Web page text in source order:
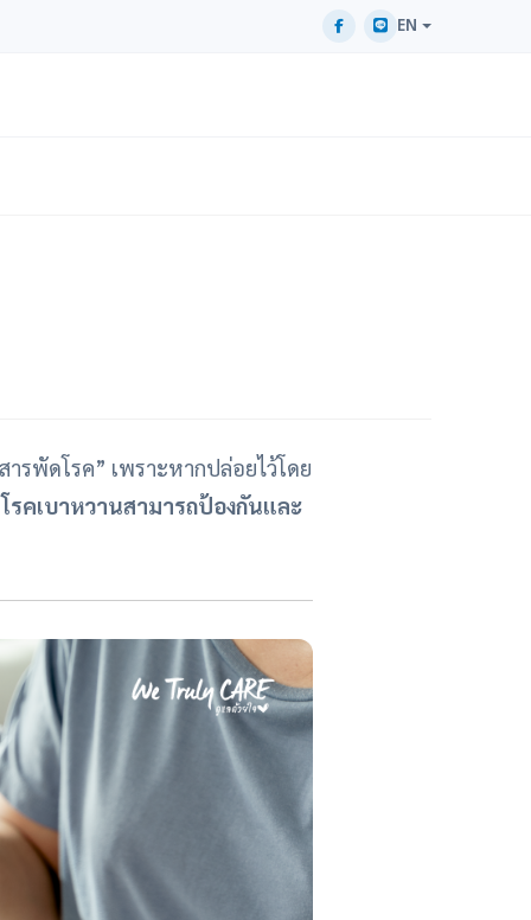
EN
รพัดโรค” เพราะหากปล่อยไว้โดย
โรคเบาหวานสามารถป้องกันและ